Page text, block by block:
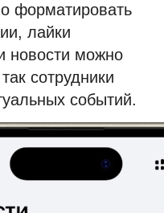
форматировать
лайки
новости можно
сотрудники
событий.